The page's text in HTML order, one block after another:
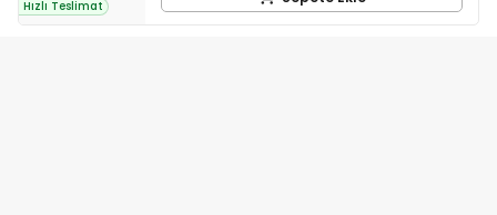
Hızlı Teslimat